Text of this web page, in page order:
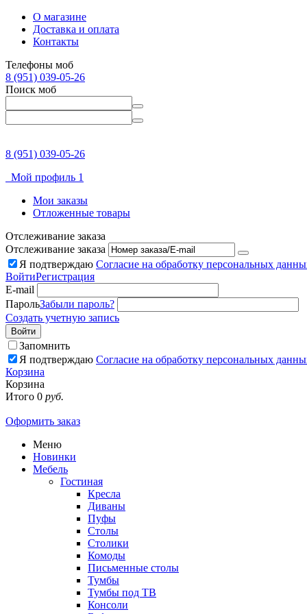
О магазине
Доставка и оплата
Контакты
Телефоны моб
8 (951) 039-05-26
Поиск моб
8 (951) 039-05-26
Мой профиль 1
Мои заказы
Отложенные товары
Отслеживание заказа
Отслеживание заказа
Я подтверждаю Согласие на обработку персональных
ВойтиРегистрация
E-mail
ПарольЗабыли пароль?
Создать учетную запись
Войти
Запомнить
Я подтверждаю Согласие на обработку персональных
Корзина
Корзина
Итого 0 руб.
Оформить заказ
Меню
Новинки
Мебель
Гостиная
Кресла
Диваны
Пуфы
Столы
Столики
Комоды
Письменные столы
Тумбы
Тумбы под ТВ
Консоли